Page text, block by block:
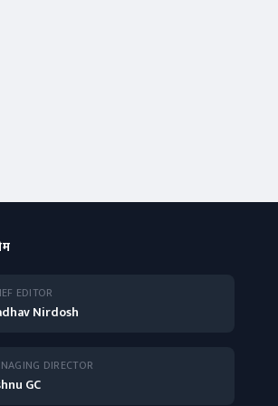
EDITOR
Nirdosh
DIRECTOR
GC